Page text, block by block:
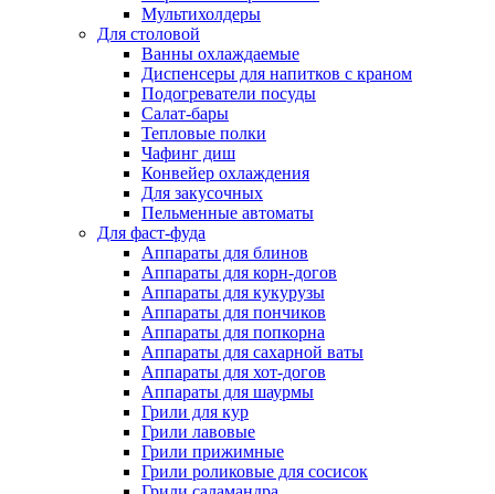
Мультихолдеры
Для столовой
Ванны охлаждаемые
Диспенсеры для напитков с краном
Подогреватели посуды
Салат-бары
Тепловые полки
Чафинг диш
Конвейер охлаждения
Для закусочных
Пельменные автоматы
Для фаст-фуда
Аппараты для блинов
Аппараты для корн-догов
Аппараты для кукурузы
Аппараты для пончиков
Аппараты для попкорна
Аппараты для сахарной ваты
Аппараты для хот-догов
Аппараты для шаурмы
Грили для кур
Грили лавовые
Грили прижимные
Грили роликовые для сосисок